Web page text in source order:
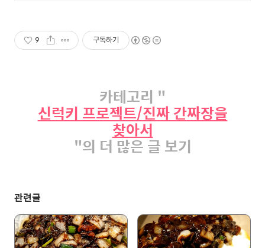
9 구독하기
카테고리 "
신럭키 프로젝트/진짜 간짜장을
찾아서
"의 더 많은 글 보기
관련글